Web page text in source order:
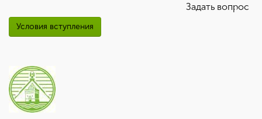
Задать вопрос
Условия вступления